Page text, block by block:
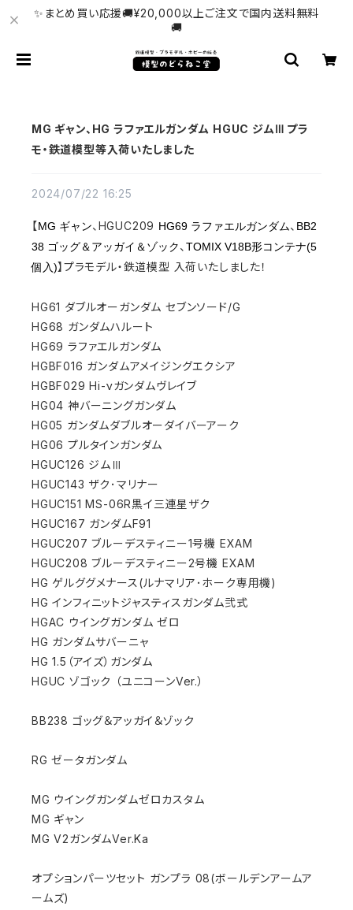
✨まとめ買い応援🚚¥20,000以上ご注文で国内送料無料
🚚
MG ギャン、HG ラファエルガンダム HGUC ジムⅢ プラ
モ・鉄道模型等入荷いたしました
2024/07/22 16:25
【MG ギャン、 HGUC209 HG69 ラファエルガンダム、 BB2
38 ゴッグ＆アッガイ＆ゾック、 TOMIX V18B形コンテナ(5
個入)】プラモデル・鉄道模型 入荷いたしました！
HG61 ダブルオーガンダム セブンソード/G
HG68 ガンダムハルート
HG69 ラファエルガンダム
HGBF016 ガンダムアメイジングエクシア
HGBF029 Hi-νガンダムヴレイブ
HG04 神バーニングガンダム
HG05 ガンダムダブルオーダイバーアーク
HG06 プルタインガンダム
HGUC126 ジムⅢ
HGUC143 ザク･マリナー
HGUC151 MS-06R黒イ三連星ザク
HGUC167 ガンダムF91
HGUC207 ブルーデスティニー1号機 EXAM
HGUC208 ブルーデスティニー2号機 EXAM
HG ゲルググメナース(ルナマリア･ホーク専用機)
HG インフィニットジャスティスガンダム弐式
HGAC ウイングガンダム ゼロ
HG ガンダムサバーニャ
HG 1.5（アイズ）ガンダム
HGUC ゾゴック （ユニコーンVer.）
BB238 ゴッグ＆アッガイ＆ゾック
RG ゼータガンダム
MG ウイングガンダムゼロカスタム
MG ギャン
MG V2ガンダムVer.Ka
オプションパーツセット ガンプラ 08(ボールデンアームア
ームズ)